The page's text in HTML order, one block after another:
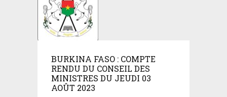
BURKINA FASO : COMPTE
RENDU DU CONSEIL DES
MINISTRES DU JEUDI 03
AOÛT 2023